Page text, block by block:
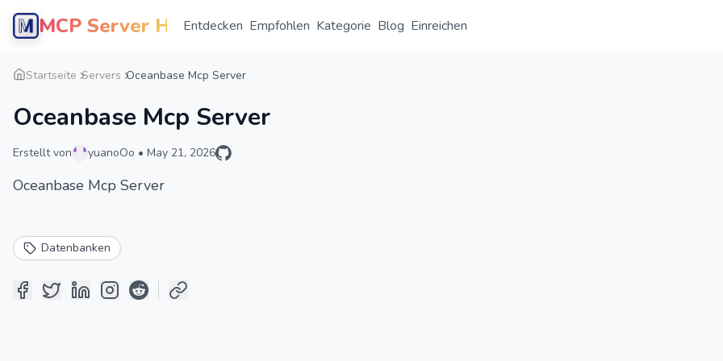
MCP Server HubEntdecken Empfohlen Kategorie Blog Einreichen
Startseite Servers Oceanbase Mcp Server
Oceanbase Mcp Server
Erstellt von yuanoOo • May 21, 2026
Oceanbase Mcp Server
Datenbanken